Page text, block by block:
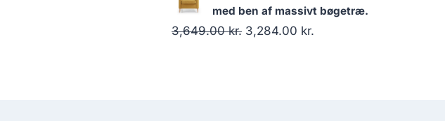
med ben af massivt bøgetræ.
3,649.00kr. 3,284.00 kr.